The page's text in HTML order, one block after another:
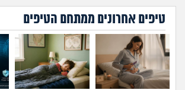
מה
טיפים אחרונים ממתחם הטיפים